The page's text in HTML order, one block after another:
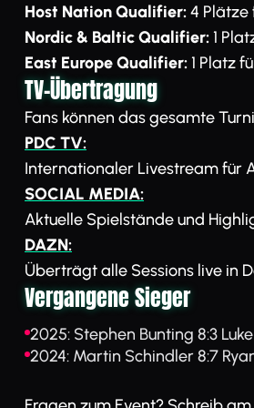
Host Nation Qualifier:4 Plätze
Nordic & Baltic Qualifier:1
East Europe Qualifier:1 Platz
TV-Übertragung
Fans können das gesamte
PDC TV:
Internationaler Livestream für
SOCIAL MEDIA:
Aktuelle Spielstände und
DAZN:
Überträgt alle Sessions live in
Vergangene Sieger
2025: Stephen Bunting 8:3
2024: Martin Schindler 8:7